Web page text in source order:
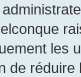
les
de